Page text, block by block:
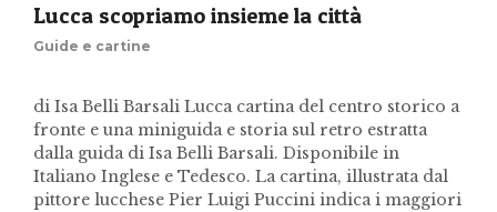
Lucca scopriamo insieme la città
Guide e cartine
di Isa Belli Barsali Lucca cartina del centro storico a
fronte e una miniguida e storia sul retro estratta
dalla guida di Isa Belli Barsali. Disponibile in
Italiano Inglese e Tedesco. La cartina, illustrata dal
pittore lucchese Pier Luigi Puccini indica i maggiori